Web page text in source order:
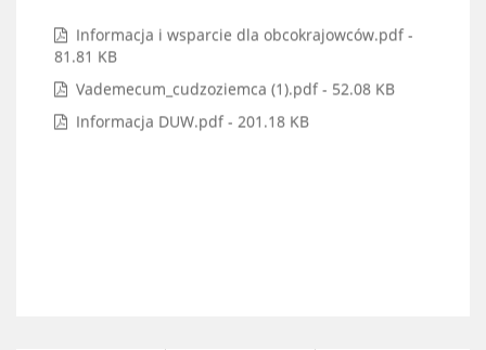
Informacja i wsparcie dla obcokrajowców.pdf -
81.81 KB
Vademecum_cudzoziemca (1).pdf - 52.08 KB
Informacja DUW.pdf - 201.18 KB